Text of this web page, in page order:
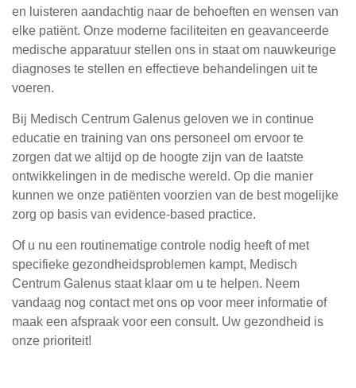
en luisteren aandachtig naar de behoeften en wensen van
elke patiënt. Onze moderne faciliteiten en geavanceerde
medische apparatuur stellen ons in staat om nauwkeurige
diagnoses te stellen en effectieve behandelingen uit te
voeren.
Bij Medisch Centrum Galenus geloven we in continue
educatie en training van ons personeel om ervoor te
zorgen dat we altijd op de hoogte zijn van de laatste
ontwikkelingen in de medische wereld. Op die manier
kunnen we onze patiënten voorzien van de best mogelijke
zorg op basis van evidence-based practice.
Of u nu een routinematige controle nodig heeft of met
specifieke gezondheidsproblemen kampt, Medisch
Centrum Galenus staat klaar om u te helpen. Neem
vandaag nog contact met ons op voor meer informatie of
maak een afspraak voor een consult. Uw gezondheid is
onze prioriteit!